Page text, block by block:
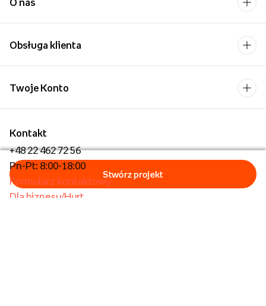
Obsługa klienta
Kontakt
+48 22 462 72 56
Pn-Pt: 8:00-18:00
Formularz kontaktowy
Dla biznesu/Hurt
Twoje Konto